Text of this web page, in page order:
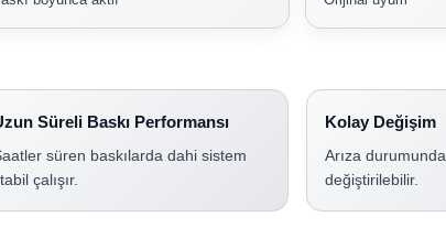
Süreli Baskı Performansı
süren baskılarda dahi sistem
çalışır.
Kolay Değişim
Arıza
değiştirilebilir.